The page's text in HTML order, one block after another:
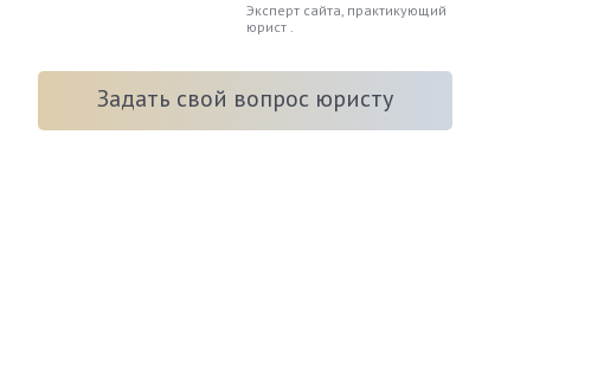
Эксперт сайта, практикующий
юрист .
Задать свой вопрос юристу